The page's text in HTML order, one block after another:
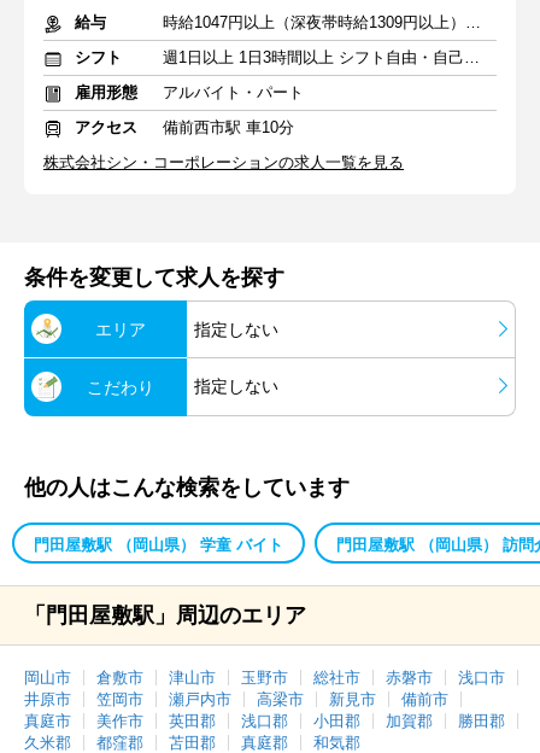
給与
時給1047円以上（深夜帯時給1309円以上） ＋交通費支給
シフト
週1日以上 1日3時間以上 シフト自由・自己申告
雇用形態
アルバイト・パート
アクセス
備前西市駅 車10分
株式会社シン・コーポレーションの求人一覧を見る
条件を変更して求人を探す
エリア 指定しない
こだわり 指定しない
他の人はこんな検索をしています
門田屋敷駅 （岡山県） 学童 バイト 門田屋敷駅 （岡山県） 訪問
「門田屋敷駅」周辺のエリア
岡山市 倉敷市 津山市 玉野市 総社市 赤磐市
浅口市
井原市
笠岡市 瀬戸内市 高梁市 新見市
備前市
真庭市
美作市 英田郡 浅口郡 小田郡 加賀郡
勝田郡
久米郡
都窪郡 苫田郡 真庭郡 和気郡